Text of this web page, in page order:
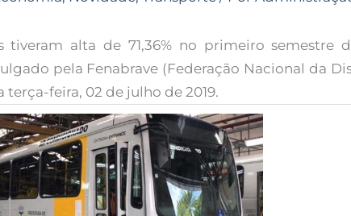
tiveram alta de 71,36% no primeiro semestre
pela Fenabrave (Federação Nacional da
feira, 02 de julho de 2019.